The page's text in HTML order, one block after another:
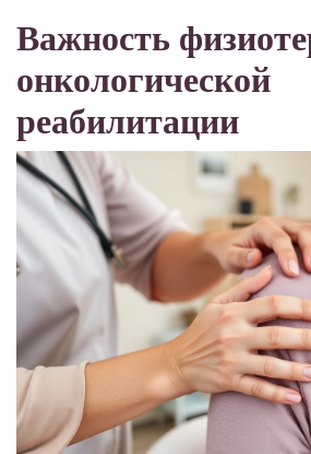
Важность
онкологической
реабилитации